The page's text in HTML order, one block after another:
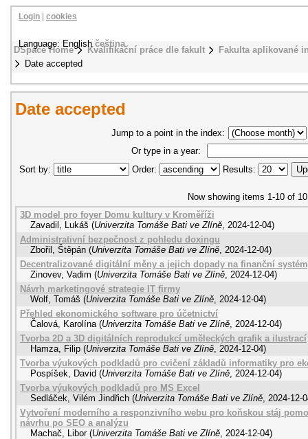
DSpace Home Kvalifikační práce dle fakult
Fakulta aplikované
Date accepted
Login cookies
Language: Englishčeština
Date accepted
Jump to a point in the index:
Or type in a year:
Sort by:
Order: Results:
Now showing items 1-10 of 10
3D model pro foyer Domu kultury v Kroměříži
Zavadil, Lukáš (Univerzita Tomáše Bati ve Zlíně, 2024-12-04)
Administrativní bezpečnost z pohledu doxingu
Zbořil, Štěpán (Univerzita Tomáše Bati ve Zlíně, 2024-12-04)
Decentralizované digitální měny a jejich dopady na finanční
Zinovev, Vadim (Univerzita Tomáše Bati ve Zlíně, 2024-12-04)
Návrh marketingové strategie IT firmy
Wolf, Tomáš (Univerzita Tomáše Bati ve Zlíně, 2024-12-04)
Přehled ekonomického software pro účetnictví
Čalová, Karolína (Univerzita Tomáše Bati ve Zlíně, 2024-12-04)
Tvorba 2D a 3D digitálních reprodukcí uměleckých grafik a ilustrací
Hamza, Filip (Univerzita Tomáše Bati ve Zlíně, 2024-12-04)
Tvorba výukových podkladů pro cvičení základů informatiky pro
Pospíšek, David (Univerzita Tomáše Bati ve Zlíně, 2024-12-04)
Tvorba výukových podkladů pro MS Excel
Sedláček, Vilém Jindřich (Univerzita Tomáše Bati ve Zlíně, 2024-12-
Vytvoření moderního a responzivního webu pro koňskou stáj
návrhu po SEO a analýzu
Machač, Libor (Univerzita Tomáše Bati ve Zlíně, 2024-12-04)